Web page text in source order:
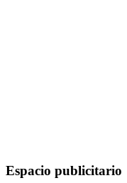
Espacio publicitario